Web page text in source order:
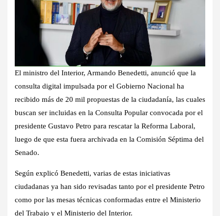
El ministro del Interior, Armando Benedetti, anunció que la
consulta digital impulsada por el Gobierno Nacional ha
recibido más de 20 mil propuestas de la ciudadanía, las cuales
buscan ser incluidas en la Consulta Popular convocada por el
presidente Gustavo Petro para rescatar la Reforma Laboral,
luego de que esta fuera archivada en la Comisión Séptima del
Senado.
Según explicó Benedetti, varias de estas iniciativas
ciudadanas ya han sido revisadas tanto por el presidente Petro
como por las mesas técnicas conformadas entre el Ministerio
del Trabajo y el Ministerio del Interior.